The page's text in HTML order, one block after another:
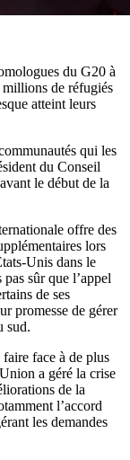
du G20 à
millions de réfugiés
atteint leurs
qui les
du Conseil
le début de la
offre des
lors
Unis dans le
sûr que l’appel
de ses
promesse de gérer
sud.
face à de plus
a géré la crise
de la
l’accord
les demandes